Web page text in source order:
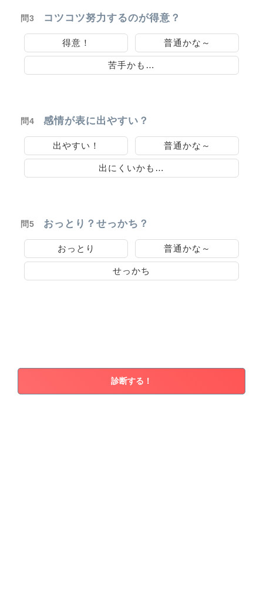
問3 コツコツ努力するのが得意？
得意！ 普通かな～
苦手かも…
問4 感情が表に出やすい？
出やすい！ 普通かな～
出にくいかも…
問5 おっとり？せっかち？
おっとり 普通かな～
せっかち